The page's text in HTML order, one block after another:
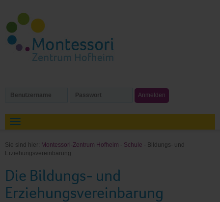
Sie sind hier: Montessori-Zentrum Hofheim - Schule - Bildungs- und
Erziehungsvereinbarung
Die Bildungs- und
Erziehungsvereinbarung